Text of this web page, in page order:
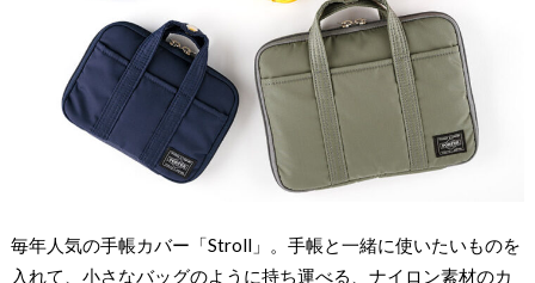
毎年人気の手帳カバー「Stroll」。手帳と一緒に使いたいものを
入れて、小さなバッグのように持ち運べる、ナイロン素材のカ